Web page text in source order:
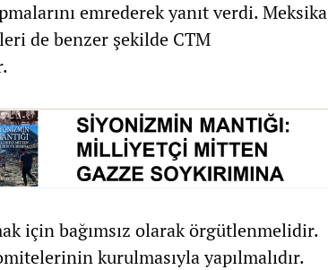
emrederek yanıt verdi. Meksika
de benzer şekilde CTM
için bağımsız olarak örgütlenmelidir.
kurulmasıyla yapılmalıdır.